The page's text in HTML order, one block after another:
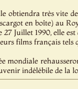
obtiendra très vite
en boîte) au
Juillet 1990, elle
films français
mondiale
indélébile de la